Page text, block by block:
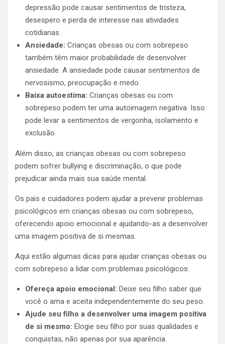
depressão pode causar sentimentos de tristeza,
desespero e perda de interesse nas atividades
cotidianas.
Ansiedade: Crianças obesas ou com sobrepeso
também têm maior probabilidade de desenvolver
ansiedade. A ansiedade pode causar sentimentos de
nervosismo, preocupação e medo.
Baixa autoestima: Crianças obesas ou com
sobrepeso podem ter uma autoimagem negativa. Isso
pode levar a sentimentos de vergonha, isolamento e
exclusão.
Além disso, as crianças obesas ou com sobrepeso
podem sofrer bullying e discriminação, o que pode
prejudicar ainda mais sua saúde mental.
Os pais e cuidadores podem ajudar a prevenir problemas
psicológicos em crianças obesas ou com sobrepeso,
oferecendo apoio emocional e ajudando-as a desenvolver
uma imagem positiva de si mesmas.
Aqui estão algumas dicas para ajudar crianças obesas ou
com sobrepeso a lidar com problemas psicológicos:
Ofereça apoio emocional: Deixe seu filho saber que
você o ama e aceita independentemente do seu peso.
Ajude seu filho a desenvolver uma imagem positiva
de si mesmo: Elogie seu filho por suas qualidades e
conquistas, não apenas por sua aparência.